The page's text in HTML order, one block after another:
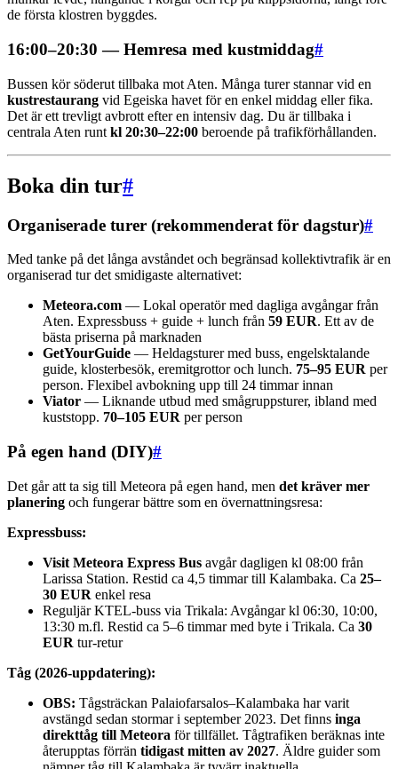
de första klostren byggdes.
16:00–20:30 — Hemresa med kustmiddag#
Bussen kör söderut tillbaka mot Aten. Många turer stannar vid en
kustrestaurang vid Egeiska havet för en enkel middag eller fika.
Det är ett trevligt avbrott efter en intensiv dag. Du är tillbaka i
centrala Aten runt kl 20:30–22:00 beroende på trafikförhållanden.
Boka din tur#
Organiserade turer (rekommenderat för dagstur)#
Med tanke på det långa avståndet och begränsad kollektivtrafik är en
organiserad tur det smidigaste alternativet:
Meteora.com — Lokal operatör med dagliga avgångar från
Aten. Expressbuss + guide + lunch från 59 EUR. Ett av de
bästa priserna på marknaden
GetYourGuide — Heldagsturer med buss, engelsktalande
guide, klosterbesök, eremitgrottor och lunch. 75–95 EUR per
person. Flexibel avbokning upp till 24 timmar innan
Viator — Liknande utbud med smågruppsturer, ibland med
kuststopp. 70–105 EUR per person
På egen hand (DIY)#
Det går att ta sig till Meteora på egen hand, men det kräver mer
planering och fungerar bättre som en övernattningsresa:
Expressbuss:
Visit Meteora Express Bus avgår dagligen kl 08:00 från
Larissa Station. Restid ca 4,5 timmar till Kalambaka. Ca 25–
30 EUR enkel resa
Reguljär KTEL-buss via Trikala: Avgångar kl 06:30, 10:00,
13:30 m.fl. Restid ca 5–6 timmar med byte i Trikala. Ca 30
EUR tur-retur
Tåg (2026-uppdatering):
OBS: Tågsträckan Palaiofarsalos–Kalambaka har varit
avstängd sedan stormar i september 2023. Det finns inga
direkttåg till Meteora för tillfället. Tågtrafiken beräknas inte
återupptas förrän tidigast mitten av 2027. Äldre guider som